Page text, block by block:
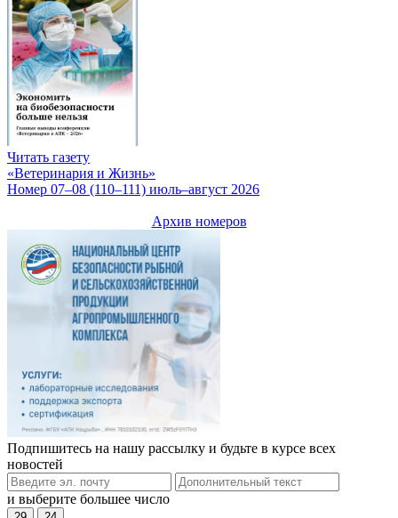
Читать газету
«Ветеринария и Жизнь»
Номер 07–08 (110–111) июль–август 2026
Архив номеров
Подпишитесь на нашу рассылку и будьте в курсе всех
новостей
и выберите большее число